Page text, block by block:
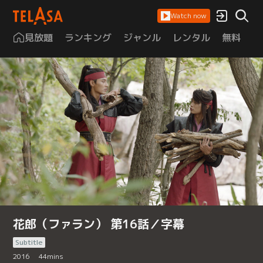
Watch now
見放題 ランキング ジャンル レンタル 無料
花郎（ファラン） 第16話／字幕
Subtitle
2016
44mins